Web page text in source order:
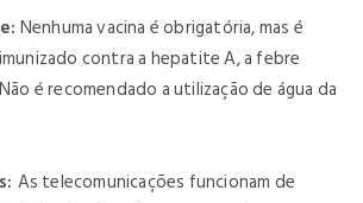
Nenhuma vacina é obrigatória, mas é
contra a hepatite A, a febre
é recomendado a utilização de água da
As telecomunicações funcionam de